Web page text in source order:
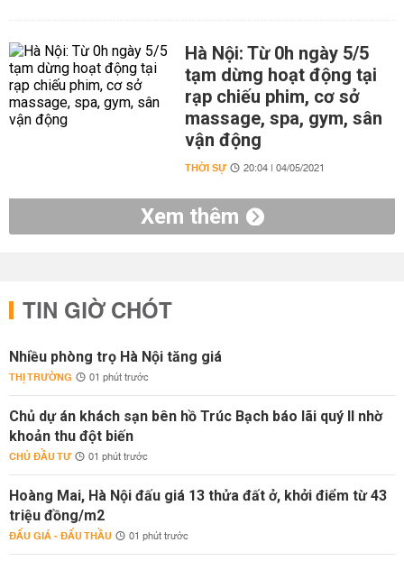
Hà Nội: Từ 0h ngày 5/5
tạm dừng hoạt động tại
rạp chiếu phim, cơ sở
massage, spa, gym, sân
vận động
THỜI SỰ 20:04 | 04/05/2021
Xem thêm
TIN GIỜ CHÓT
Nhiều phòng trọ Hà Nội tăng giá
THỊ TRƯỜNG 01 phút trước
Chủ dự án khách sạn bên hồ Trúc Bạch báo lãi quý II nhờ
khoản thu đột biến
CHỦ ĐẦU TƯ 01 phút trước
Hoàng Mai, Hà Nội đấu giá 13 thửa đất ở, khởi điểm từ 43
triệu đồng/m2
ĐẤU GIÁ - ĐẤU THẦU 01 phút trước